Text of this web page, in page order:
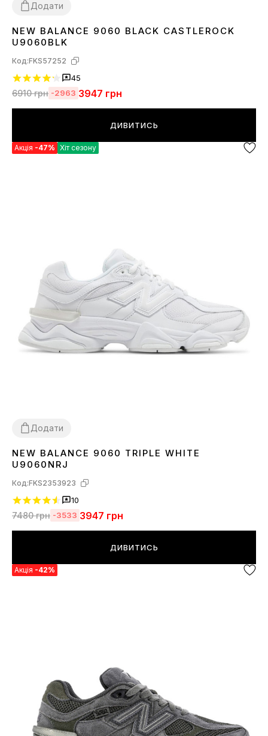
Додати
3637 3839404142 43 4445
NEW BALANCE 9060 BLACK CASTLEROCK
U9060BLK
Код:FKS57252
45
6910грн -2963 3947 грн
ДИВИТИСЬ
Акція -47% Хіт сезону
Додати
3637 3839404142 43 4445
NEW BALANCE 9060 TRIPLE WHITE
U9060NRJ
Код:FKS2353923
10
7480грн -3533 3947 грн
ДИВИТИСЬ
Акція -42%